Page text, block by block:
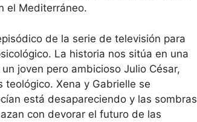
el Mediterráneo.
de la serie de televisión para
La historia nos sitúa en una
joven pero ambicioso Julio César,
Xena y Gabrielle se
está desapareciendo y las sombras
con devorar el futuro de las